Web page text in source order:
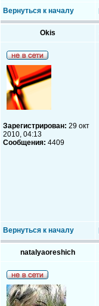
Вернуться к началу
Okis
Зарегистрирован: 29 окт
2010, 04:13
Сообщения: 4409
Вернуться к началу
natalyaoreshich